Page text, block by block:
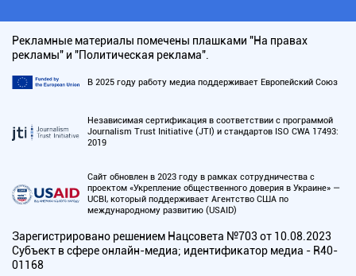
Рекламные материалы помечены плашками "На правах
рекламы" и "Политическая реклама".
В 2025 году работу медиа поддерживает Европейский Союз
Независимая сертификация в соответствии с программой
Journalism Trust Initiative (JTI) и стандартов ISO CWA 17493:
2019
Сайт обновлен в 2023 году в рамках сотрудничества с
проектом «Укрепление общественного доверия в Украине» —
UCBI, который поддерживает Агентство США по
международному развитию (USAID)
Зарегистрировано решением Нацсовета №703 от 10.08.2023
Субъект в сфере онлайн-медиа; идентификатор медиа - R40-
01168